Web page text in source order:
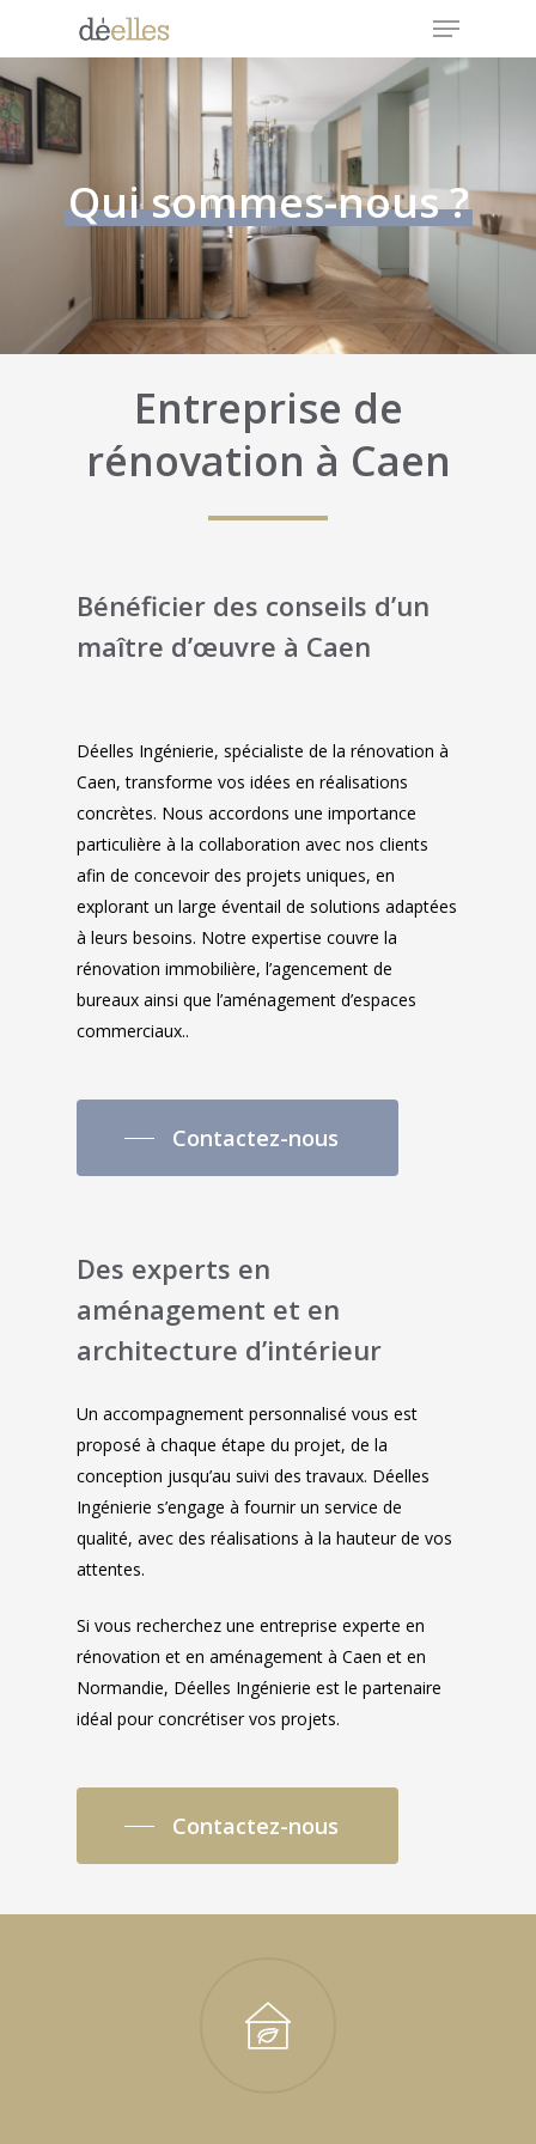
main
content
Menu
Qui sommes-nous ?
Entreprise de
rénovation à Caen
Bénéficier des conseils d’un
maître d’œuvre à Caen
Déelles Ingénierie, spécialiste de la rénovation à
Caen, transforme vos idées en réalisations
concrètes. Nous accordons une importance
particulière à la collaboration avec nos clients
afin de concevoir des projets uniques, en
explorant un large éventail de solutions adaptées
à leurs besoins. Notre expertise couvre la
rénovation immobilière, l’agencement de
bureaux ainsi que l’aménagement d’espaces
commerciaux..
Contactez-nous
Des experts en
aménagement et en
architecture d’intérieur
Un accompagnement personnalisé vous est
proposé à chaque étape du projet, de la
conception jusqu’au suivi des travaux. Déelles
Ingénierie s’engage à fournir un service de
qualité, avec des réalisations à la hauteur de vos
attentes.
Si vous recherchez une entreprise experte en
rénovation et en aménagement à Caen et en
Normandie, Déelles Ingénierie est le partenaire
idéal pour concrétiser vos projets.
Contactez-nous